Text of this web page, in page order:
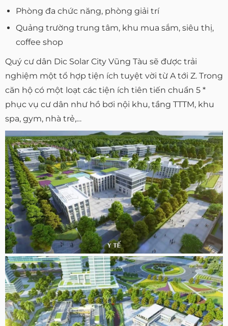
Phòng đa chức năng, phòng giải trí
Quảng trường trung tâm, khu mua sắm, siêu thị,
coffee shop
Quý cư dân Dic Solar City Vũng Tàu sẽ được trải
nghiệm một tổ hợp tiện ích tuyệt vời từ A tới Z. Trong
căn hộ có một loạt các tiện ích tiên tiến chuẩn 5 *
phục vụ cư dân như hồ bơi nội khu, tầng TTTM, khu
spa, gym, nhà trẻ,…